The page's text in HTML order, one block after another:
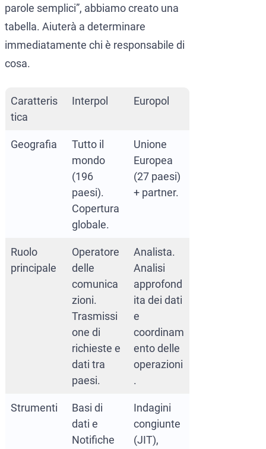
parole semplici”, abbiamo creato una
tabella. Aiuterà a determinare
immediatamente chi è responsabile di
cosa.
Caratteris
tica
Interpol Europol
Geografia
Tutto il
mondo
(196
paesi).
Copertura
globale.
Unione
Europea
(27 paesi)
+ partner.
Ruolo
principale
Operatore
delle
comunica
zioni.
Trasmissi
one di
richieste e
dati tra
paesi.
Analista.
Analisi
approfond
ita dei dati
e
coordinam
ento delle
operazioni
.
Strumenti
Basi di
dati e
Notifiche
Indagini
congiunte
(JIT),